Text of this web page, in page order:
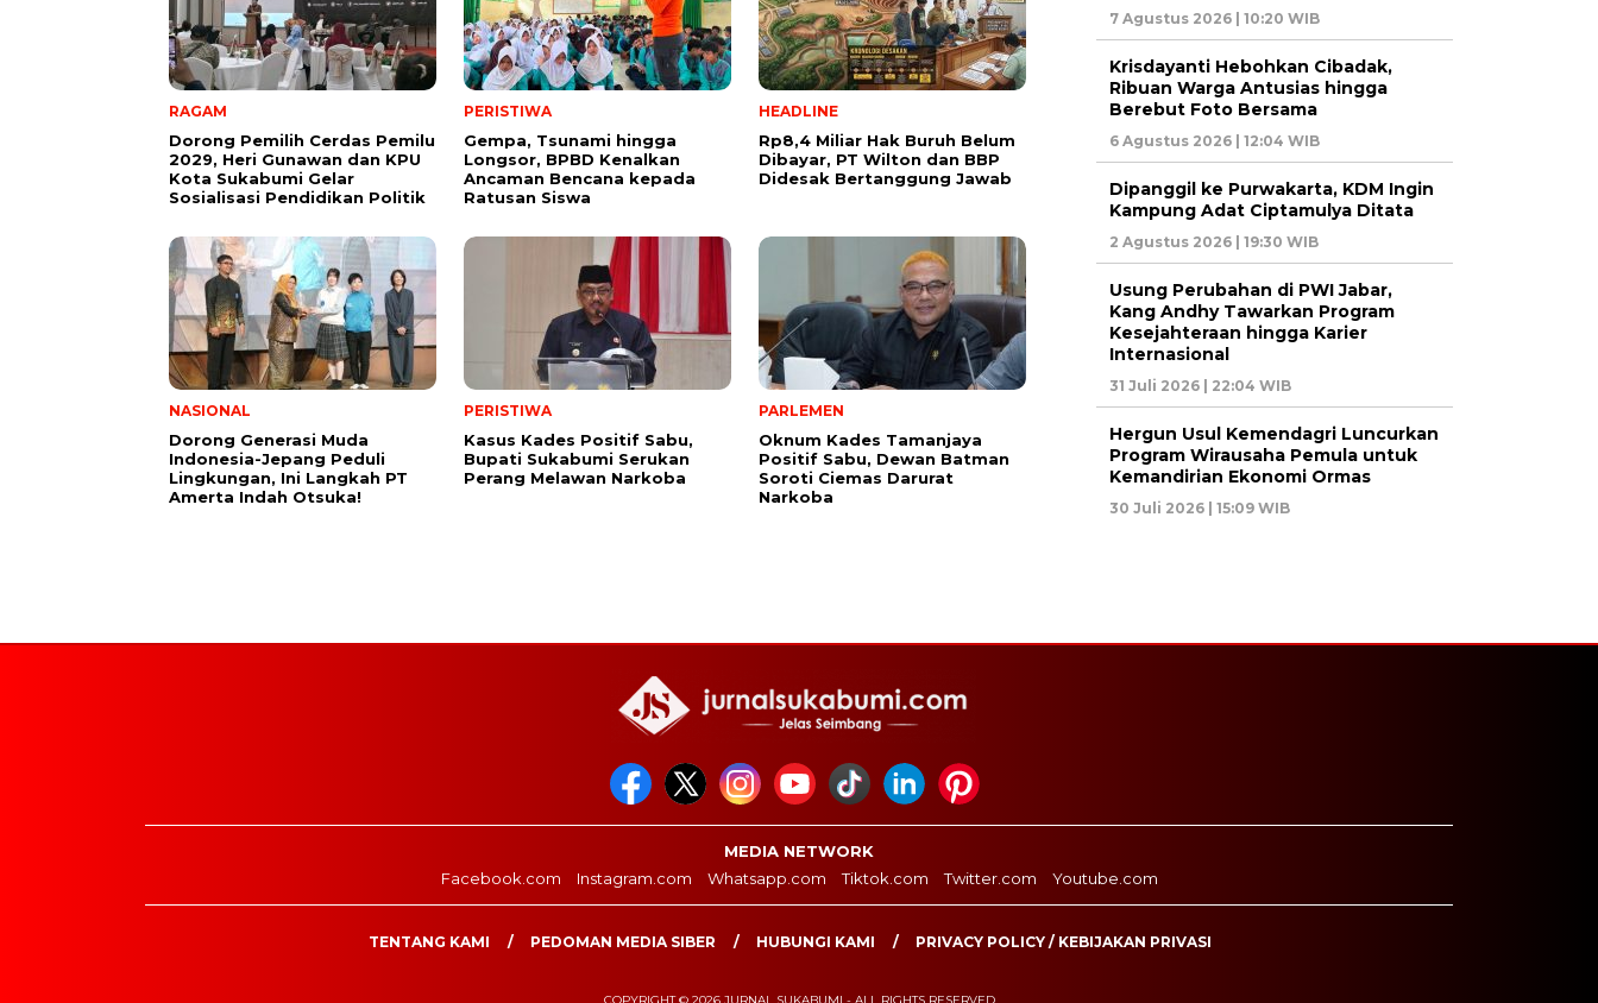
RAGAM
Dorong Pemilih Cerdas Pemilu
2029, Heri Gunawan dan KPU
Kota Sukabumi Gelar
Sosialisasi Pendidikan Politik
PERISTIWA
Gempa, Tsunami hingga
Longsor, BPBD Kenalkan
Ancaman Bencana kepada
Ratusan Siswa
HEADLINE
Rp8,4 Miliar Hak Buruh Belum
Dibayar, PT Wilton dan BBP
Didesak Bertanggung Jawab
NASIONAL
Dorong Generasi Muda
Indonesia-Jepang Peduli
Lingkungan, Ini Langkah PT
Amerta Indah Otsuka!
PERISTIWA
Kasus Kades Positif Sabu,
Bupati Sukabumi Serukan
Perang Melawan Narkoba
PARLEMEN
Oknum Kades Tamanjaya
Positif Sabu, Dewan Batman
Soroti Ciemas Darurat
Narkoba
7 Agustus 2026 | 10:20 WIB
Krisdayanti Hebohkan Cibadak,
Ribuan Warga Antusias hingga
Berebut Foto Bersama
6 Agustus 2026 | 12:04 WIB
Dipanggil ke Purwakarta, KDM Ingin
Kampung Adat Ciptamulya Ditata
2 Agustus 2026 | 19:30 WIB
Usung Perubahan di PWI Jabar,
Kang Andhy Tawarkan Program
Kesejahteraan hingga Karier
Internasional
31 Juli 2026 | 22:04 WIB
Hergun Usul Kemendagri Luncurkan
Program Wirausaha Pemula untuk
Kemandirian Ekonomi Ormas
30 Juli 2026 | 15:09 WIB
MEDIA NETWORK
Facebook.com
Instagram.com Whatsapp.com Tiktok.com Twitter.com Youtube.com
TENTANG KAMI PEDOMAN MEDIA SIBER HUBUNGI KAMI PRIVACY POLICY / KEBIJAKAN PRIVASI